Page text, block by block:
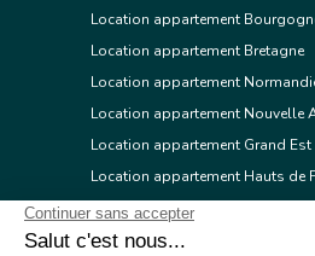
Location appartement
Location appartement Bretagne
Location appartement
Location appartement Nouvelle
Location appartement Grand Est
Location appartement Hauts de
Location appartement Ile de
Location appartement Centre Val